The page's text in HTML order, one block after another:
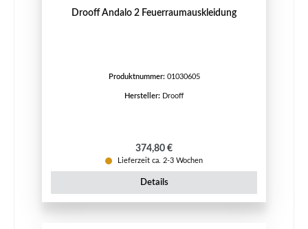
Drooff Andalo 2 Feuerraumauskleidung
Produktnummer: 01030605
Hersteller: Drooff
Regulärer Preis:
374,80 €
Lieferzeit ca. 2-3 Wochen
Details